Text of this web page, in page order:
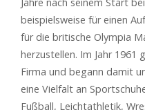
beispielsweise für einen
für die britische Olympia
herzustellen. Im Jahr 1961
Firma und begann damit
eine Vielfalt an
Fußball, Leichtathletik,